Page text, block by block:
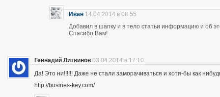
Иван 14.04.2014 в 08:55
Добавил в шапку и в тело статьи информацию и об
Спасибо Вам!
Геннадий Литвинов 03.04.2014 в 17:10
Да! Это ни!!!!!! Даже не стали заморачиваться и хотя-бы как
http://busines-key.com/